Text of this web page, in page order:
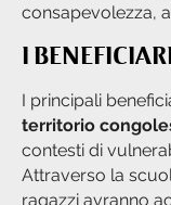
consapevolezza,
I
I principali
territorio
contesti di
Attraverso la
ragazzi avranno